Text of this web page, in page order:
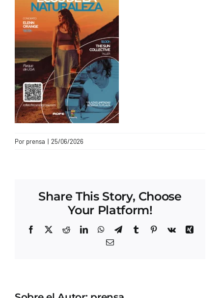
Por prensa | 25/06/2026
Share This Story, Choose
Your Platform!
Facebook
X RedditLinkedInWhatsApp
TelegramTumblrPinterest
Vk
Xing
Correo